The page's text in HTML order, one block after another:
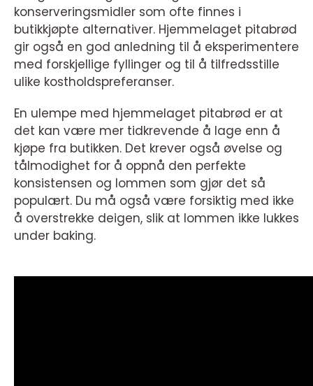
konserveringsmidler som ofte finnes i
butikkjøpte alternativer. Hjemmelaget pitabrød
gir også en god anledning til å eksperimentere
med forskjellige fyllinger og til å tilfredsstille
ulike kostholdspreferanser.
En ulempe med hjemmelaget pitabrød er at
det kan være mer tidkrevende å lage enn å
kjøpe fra butikken. Det krever også øvelse og
tålmodighet for å oppnå den perfekte
konsistensen og lommen som gjør det så
populært. Du må også være forsiktig med ikke
å overstrekke deigen, slik at lommen ikke lukkes
under baking.